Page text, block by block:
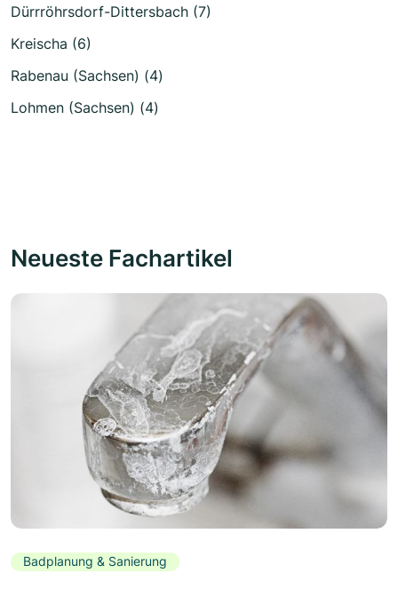
Dürrröhrsdorf-Dittersbach (7)
Kreischa (6)
Rabenau (Sachsen) (4)
Lohmen (Sachsen) (4)
Neueste Fachartikel
Badplanung & Sanierung